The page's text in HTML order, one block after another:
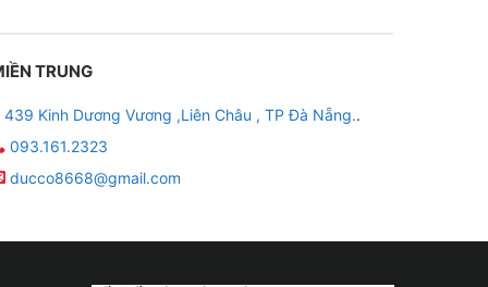
TRUNG
439 Kinh Dương Vương ,Liên Châu , TP Đà Nẵng..
093.161.2323
ducco8668@gmail.com